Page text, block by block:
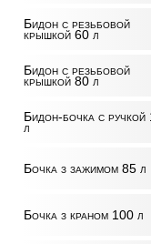
Бидон с резьбовой
крышкой 60 л
Бидон с резьбовой
крышкой 80 л
Бидон-бочка с ручкой
л
Бочка з зажимом 85 л
Бочка з краном 100 л